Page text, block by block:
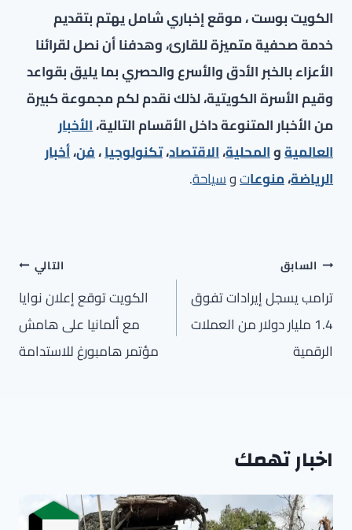
الكويت بوست ، موقع إخباري شامل يهتم بتقديم
خدمة صحفية متميزة للقارئ، وهدفنا أن نصل لقرائنا
الأعزاء بالخبر الأدق والأسرع والحصري بما يليق بقواعد
وقيم الأسرة الكويتية، لذلك نقدم لكم مجموعة كبيرة
من الأخبار المتنوعة داخل الأقسام التالية،الأخبار
العالميةوالمحلية،الاقتصاد،تكنولوجيا،فن،أخبار
الرياضة،منوعاتوسياحة.
تصفّح
المقالات
السابق
ترامب يسجل إيرادات تفوق
1.4 مليار دولار من العملات
الرقمية
التالي
الكويت توقع إعلان نوايا
مع ألمانيا على هامش
مؤتمر هامبورغ للاستدامة
اخبار تهمك